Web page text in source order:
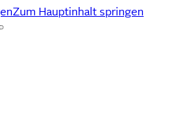
Zum Hauptinhalt springen